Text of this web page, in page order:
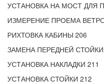
УСТАНОВКА НА МОСТ ДЛЯ
ИЗМЕРЕНИЕ ПРОЕМА
РИХТОВКА КАБИНЫ 206
ЗАМЕНА ПЕРЕДНЕЙ СТОЙКИ
УСТАНОВКА НАКЛАДКИ 211
УСТАНОВКА СТОЙКИ 212